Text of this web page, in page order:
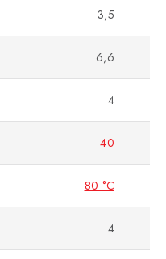
3,5
6,6
4
40
80 °C
4